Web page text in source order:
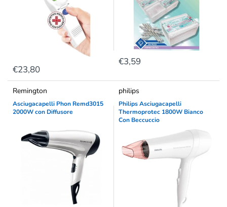
€23,80
€3,59
Remington
Asciugacapelli Phon Remd3015
2000W con Diffusore
philips
Philips Asciugacapelli
Thermoprotec 1800W Bianco
Con Beccuccio